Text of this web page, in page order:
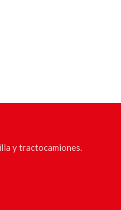
y tractocamiones.